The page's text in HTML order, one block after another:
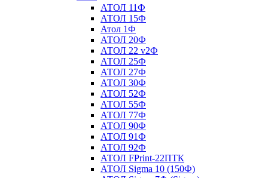
АТОЛ 11Ф
АТОЛ 15Ф
Атол 1Ф
АТОЛ 20Ф
АТОЛ 22 v2Ф
АТОЛ 25Ф
АТОЛ 27Ф
АТОЛ 30Ф
АТОЛ 52Ф
АТОЛ 55Ф
АТОЛ 77Ф
АТОЛ 90Ф
АТОЛ 91Ф
АТОЛ 92Ф
АТОЛ FPrint-22ПТК
АТОЛ Sigma 10 (150Ф)